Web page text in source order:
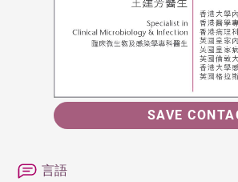
SAVE
言語